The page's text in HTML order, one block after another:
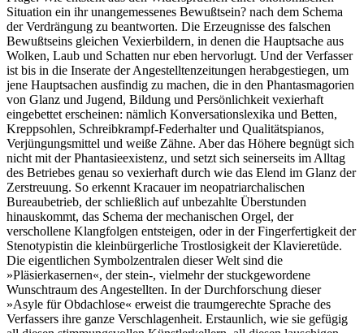
Situation ein ihr unangemessenes Bewußtsein? nach dem Schema
der Verdrängung zu beantworten. Die Erzeugnisse des falschen
Bewußtseins gleichen Vexierbildern, in denen die Hauptsache aus
Wolken, Laub und Schatten nur eben hervorlugt. Und der Verfasser
ist bis in die Inserate der Angestelltenzeitungen herabgestiegen, um
jene Hauptsachen ausfindig zu machen, die in den Phantasmagorien
von Glanz und Jugend, Bildung und Persönlichkeit vexierhaft
eingebettet erscheinen: nämlich Konversationslexika und Betten,
Kreppsohlen, Schreibkrampf-Federhalter und Qualitätspianos,
Verjüngungsmittel und weiße Zähne. Aber das Höhere begnügt sich
nicht mit der Phantasieexistenz, und setzt sich seinerseits im Alltag
des Betriebes genau so vexierhaft durch wie das Elend im Glanz der
Zerstreuung. So erkennt Kracauer im neopatriarchalischen
Bureaubetrieb, der schließlich auf unbezahlte Überstunden
hinauskommt, das Schema der mechanischen Orgel, der
verschollene Klangfolgen entsteigen, oder in der Fingerfertigkeit der
Stenotypistin die kleinbürgerliche Trostlosigkeit der Klavieretüde.
Die eigentlichen Symbolzentralen dieser Welt sind die
»Pläsierkasernen«, der stein-, vielmehr der stuckgewordene
Wunschtraum des Angestellten. In der Durchforschung dieser
»Asyle für Obdachlose« erweist die traumgerechte Sprache des
Verfassers ihre ganze Verschlagenheit. Erstaunlich, wie sie gefügig